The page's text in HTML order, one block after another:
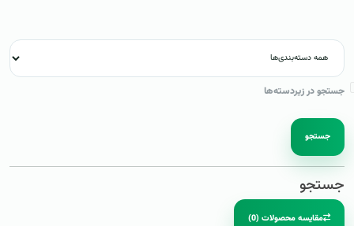
جستجو در زیردسته‌ها
جستجو
جستجو
مقایسه محصولات (0)